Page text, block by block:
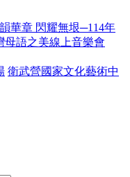
華章 閃耀無垠─114年
母語之美線上音樂會
衛武營國家文化藝術中